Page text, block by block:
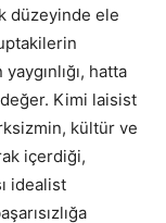
düzeyinde ele
hatta
Kimi laisist
kültür ve
içerdiği,
idealist